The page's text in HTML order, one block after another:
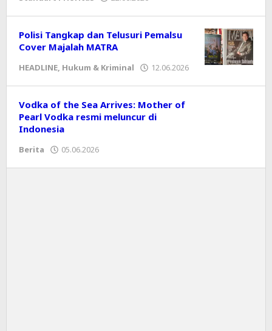
Polisi Tangkap dan Telusuri Pemalsu
Cover Majalah MATRA
HEADLINE, Hukum & Kriminal 12.06.2026
oleh
Vodka of the Sea Arrives: Mother of
Pearl Vodka resmi meluncur di
Indonesia
Berita 05.06.2026